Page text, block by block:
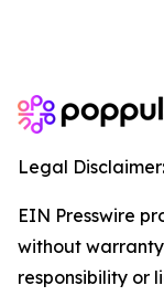
Legal Disclaimer:
EIN Presswire
without
responsibility or